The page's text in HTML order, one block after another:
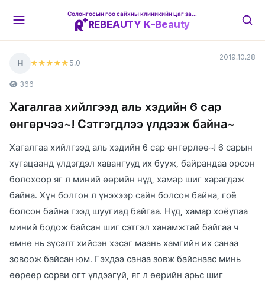
REBEAUTY K-Beauty
Н ★★★★★ 5.0
2019.10.28
366
Хагалгаа хийлгээд аль хэдийн 6 сар
өнгөрчээ~! Сэтгэгдлээ үлдээж байна~
Хагалгаа хийлгээд аль хэдийн 6 сар өнгөрлөө~! 6 сарын
хугацаанд үлдэгдэл хавангууд их бууж, байрандаа орсон
болохоор яг л миний өөрийн нүд, хамар шиг харагдаж
байна. Хүн болгон л үнэхээр сайн болсон байна, гоё
болсон байна гээд шуугиад байгаа. Нүд, хамар хоёулаа
миний бодож байсан шиг сэтгэл ханамжтай байгаа ч
өмнө нь зүсэлт хийсэн хэсэг маань хамгийн их санаа
зовоож байсан юм. Гэхдээ санаа зовж байснаас минь
өөрөөр сорви огт үлдээгүй, яг л өөрийн арьс шиг